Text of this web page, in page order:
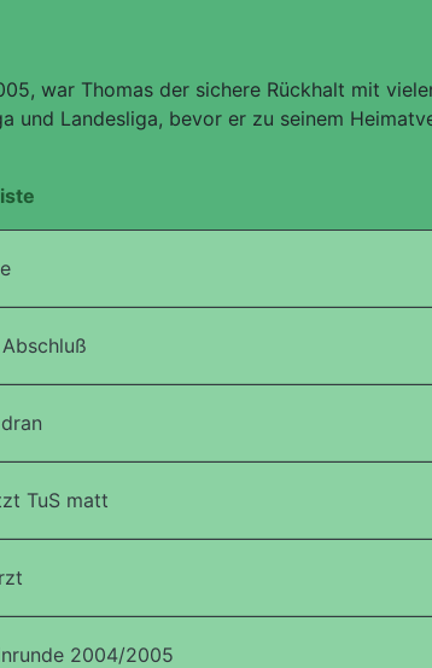
war Thomas der sichere Rückhalt mit
und Landesliga, bevor er zu seinem
TuS matt
2004/2005